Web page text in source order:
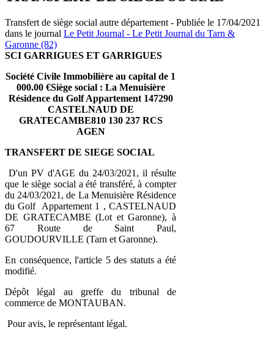
Transfert de siège social autre département - Publiée le 17/04/2021
dans le journal Le Petit Journal - Le Petit Journal du Tarn &
Garonne (82)
SCI GARRIGUES ET GARRIGUES
Société Civile Immobilière au capital de 1
000.00 €Siège social : La Menuisière
Résidence du Golf Appartement 147290
CASTELNAUD DE
GRATECAMBE810 130 237 RCS
AGEN
TRANSFERT DE SIEGE SOCIAL
D'un PV d'AGE du 24/03/2021, il résulte
que le siège social a été transféré, à compter
du 24/03/2021, de La Menuisière Résidence
du Golf Appartement 1 , CASTELNAUD
DE GRATECAMBE (Lot et Garonne), à
67 Route de Saint Paul,
GOUDOURVILLE (Tarn et Garonne).
En conséquence, l'article 5 des statuts a été
modifié.
Dépôt légal au greffe du tribunal de
commerce de MONTAUBAN.
Pour avis, le représentant légal.